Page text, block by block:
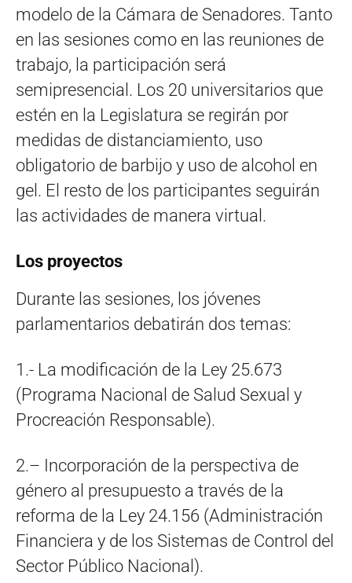
modelo de la Cámara de Senadores. Tanto
en las sesiones como en las reuniones de
trabajo, la participación será
semipresencial. Los 20 universitarios que
estén en la Legislatura se regirán por
medidas de distanciamiento, uso
obligatorio de barbijo y uso de alcohol en
gel. El resto de los participantes seguirán
las actividades de manera virtual.
Los proyectos
Durante las sesiones, los jóvenes
parlamentarios debatirán dos temas:
1.- La modificación de la Ley 25.673
(Programa Nacional de Salud Sexual y
Procreación Responsable).
2.– Incorporación de la perspectiva de
género al presupuesto a través de la
reforma de la Ley 24.156 (Administración
Financiera y de los Sistemas de Control del
Sector Público Nacional).